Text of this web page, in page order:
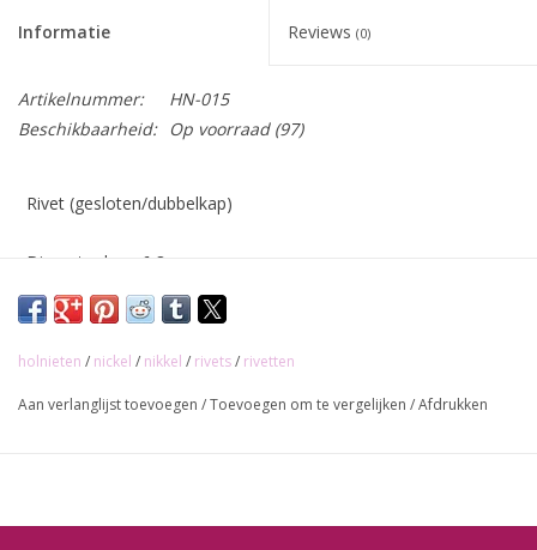
Informatie Reviews (0)
Artikelnummer:
HN-015
Beschikbaarheid:
Op voorraad(97)
Rivet (gesloten/dubbelkap)
Diameter kop: 6,8mm
Lengte schacht: 8,5mm
holnieten / nickel / nikkel / rivets/ rivetten
Aan verlanglijst toevoegen /Toevoegen om te vergelijken /Afdrukken